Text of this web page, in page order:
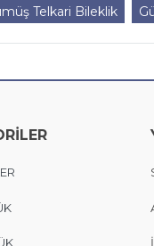
Telkari Bileklik